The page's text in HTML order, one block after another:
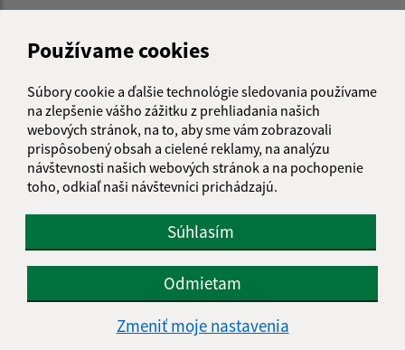
Používame cookies
Súbory cookie a ďalšie technológie sledovania používame
na zlepšenie vášho zážitku z prehliadania našich
webových stránok, na to, aby sme vám zobrazovali
prispôsobený obsah a cielené reklamy, na analýzu
návštevnosti našich webových stránok a na pochopenie
toho, odkiaľ naši návštevníci prichádzajú.
Súhlasím
Odmietam
Zmeniť moje nastavenia
Informácie o stránke:
Vyhlásenie o prístupnosti